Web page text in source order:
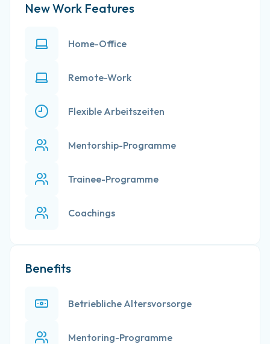
New Work Features
Home-Office
Remote-Work
Flexible Arbeitszeiten
Mentorship-Programme
Trainee-Programme
Coachings
Benefits
Betriebliche Altersvorsorge
Mentoring-Programme